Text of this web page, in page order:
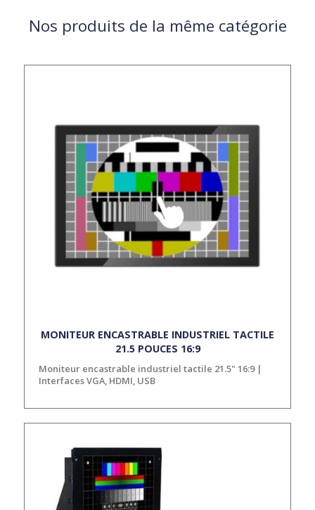
Nos produits de la même catégorie
MONITEUR ENCASTRABLE INDUSTRIEL TACTILE
21.5 POUCES 16:9
Moniteur encastrable industriel tactile 21.5" 16:9 |
Interfaces VGA, HDMI, USB